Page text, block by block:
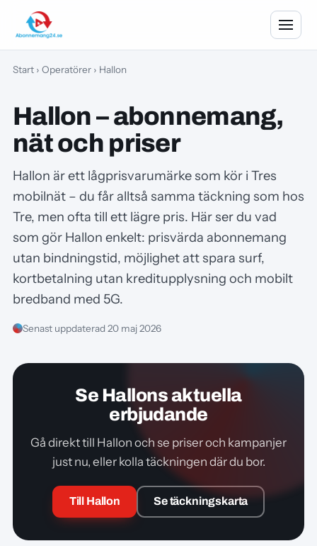
Start › Operatörer › Hallon
Hallon – abonnemang,
nät och priser
Hallon är ett lågprisvarumärke som kör i Tres
mobilnät – du får alltså samma täckning som hos
Tre, men ofta till ett lägre pris. Här ser du vad
som gör Hallon enkelt: prisvärda abonnemang
utan bindningstid, möjlighet att spara surf,
kortbetalning utan kreditupplysning och mobilt
bredband med 5G.
Senast uppdaterad 20 maj 2026
Se Hallons aktuella
erbjudande
Gå direkt till Hallon och se priser och kampanjer
just nu, eller kolla täckningen där du bor.
Till Hallon Se täckningskarta